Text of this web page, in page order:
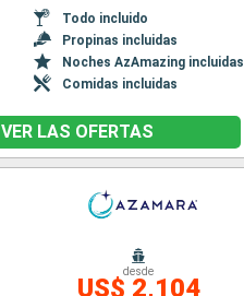
Todo incluido
Propinas incluidas
Noches AzAmazing incluidas
Comidas incluidas
VER LAS OFERTAS
desde
US$ 2,104